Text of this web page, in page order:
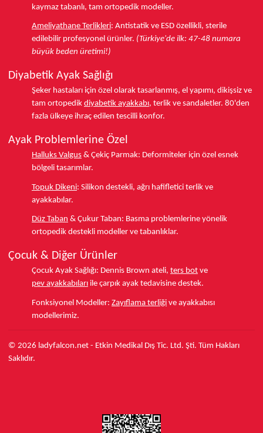
kaymaz tabanlı, tam ortopedik modeller.
Ameliyathane Terlikleri: Antistatik ve ESD özellikli, sterile
edilebilir profesyonel ürünler. (Türkiye'de ilk: 47-48 numara
büyük beden üretimi!)
Diyabetik Ayak Sağlığı
Şeker hastaları için özel olarak tasarlanmış, el yapımı, dikişsiz ve
tam ortopedik diyabetik ayakkabı, terlik ve sandaletler. 80'den
fazla ülkeye ihraç edilen tescilli konfor.
Ayak Problemlerine Özel
Halluks Valgus & Çekiç Parmak: Deformiteler için özel esnek
bölgeli tasarımlar.
Topuk Dikeni: Silikon destekli, ağrı hafifletici terlik ve
ayakkabılar.
Düz Taban & Çukur Taban: Basma problemlerine yönelik
ortopedik destekli modeller ve tabanlıklar.
Çocuk & Diğer Ürünler
Çocuk Ayak Sağlığı: Dennis Brown ateli, ters bot ve
pev ayakkabıları ile çarpık ayak tedavisine destek.
Fonksiyonel Modeller: Zayıflama terliği ve ayakkabısı
modellerimiz.
© 2026 ladyfalcon.net - Etkin Medikal Dış Tic. Ltd. Şti. Tüm Hakları
Saklıdır.